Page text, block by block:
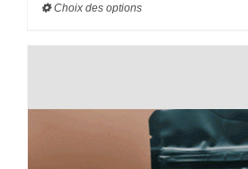
Choix des optionsCe
variations.
Les
options